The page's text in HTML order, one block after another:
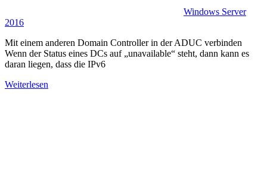
Windows Server
2016
Mit einem anderen Domain Controller in der ADUC verbinden
Wenn der Status eines DCs auf „unavailable“ steht, dann kann es
daran liegen, dass die IPv6
Weiterlesen